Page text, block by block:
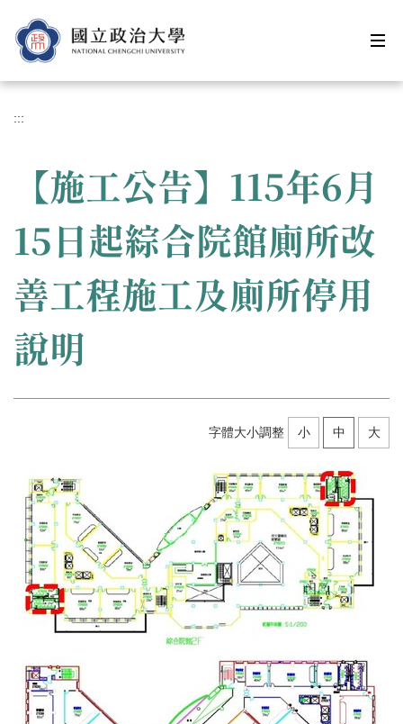
到
主
內
區
:::
【施工公告】115年6月
15日起綜合院館廁所改
善工程施工及廁所停用
說明
字體大小調整 小 中 大